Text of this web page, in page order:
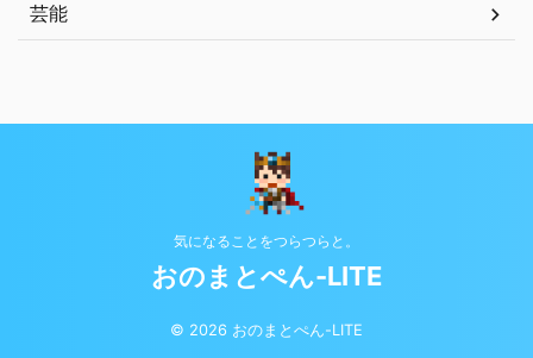
芸能
気になることをつらつらと。
おのまとぺん-LITE
© 2026 おのまとぺん-LITE